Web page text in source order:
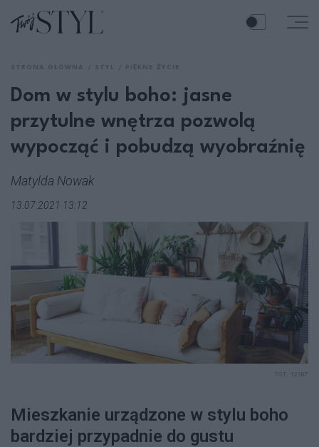
Dom w stylu boho: jasne
przytulne wnętrza pozwolą
wypocząć i pobudzą wyobraźnię
Matylda Nowak
13.07.2021 13:12
Mieszkanie urządzone w stylu boho
bardziej przypadnie do gustu